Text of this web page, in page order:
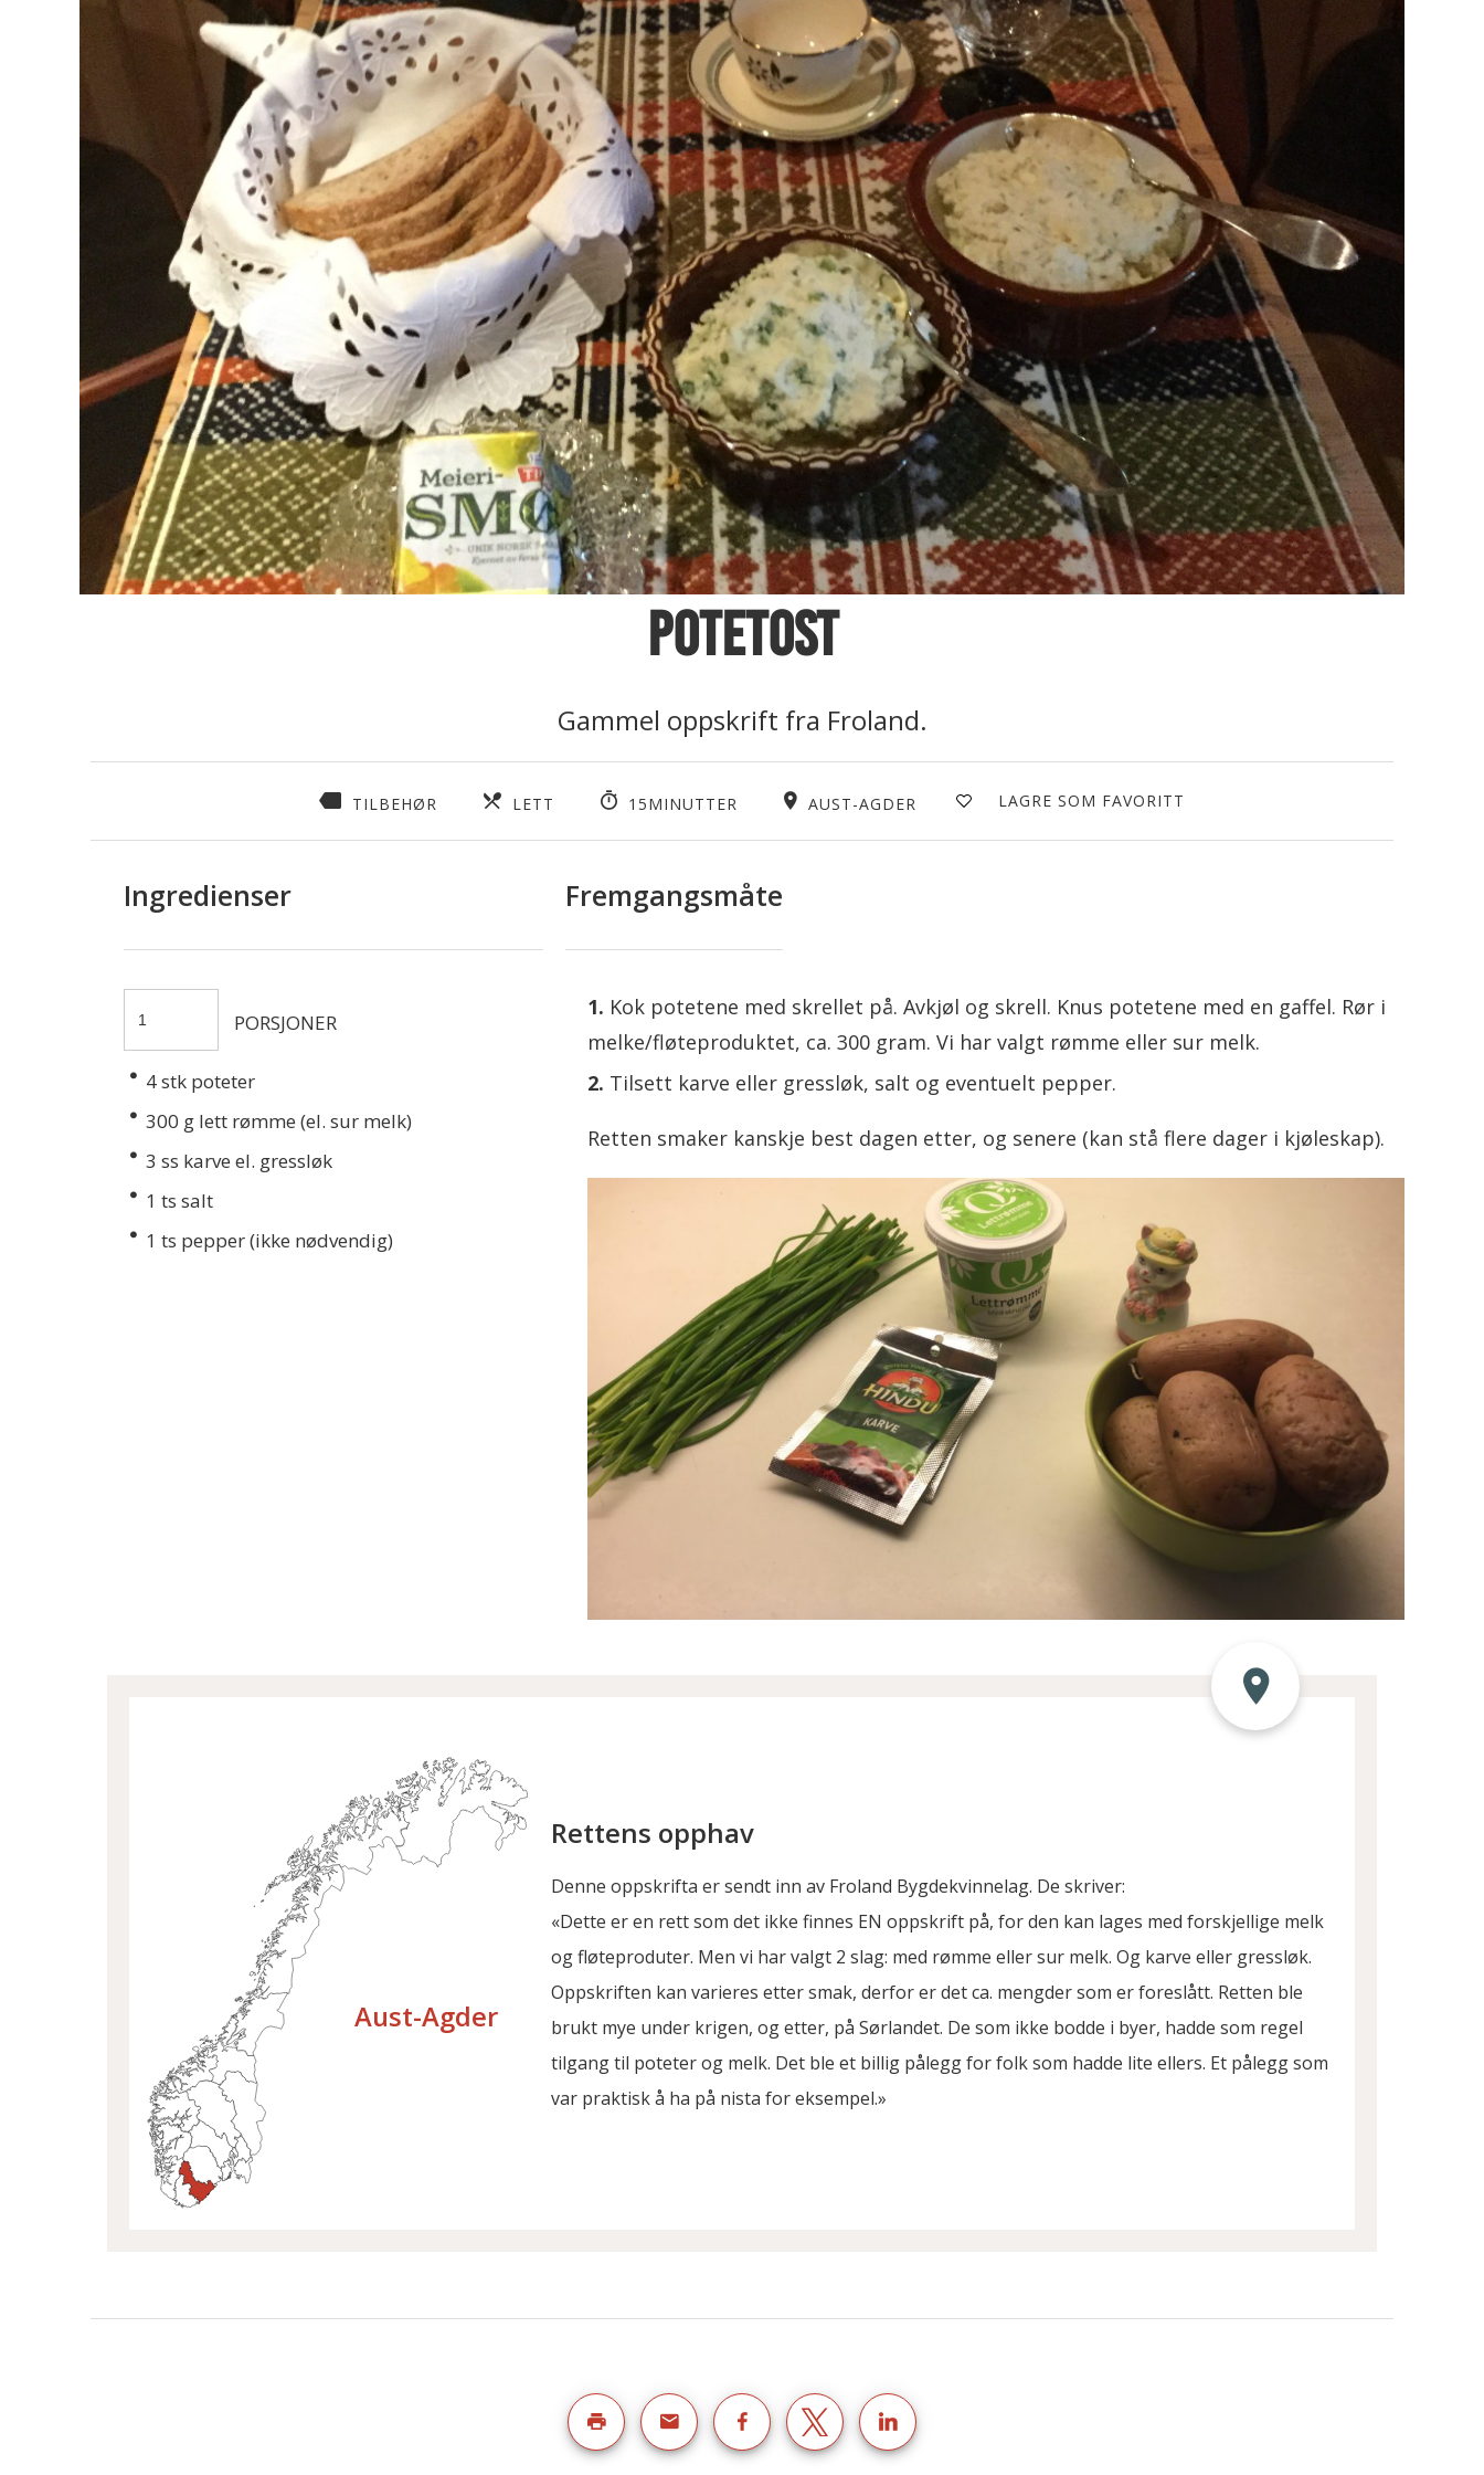
Potetost
Gammel oppskrift fra Froland.
TILBEHØR LETT 15MINUTTER AUST-AGDER LAGRE SOM FAVORITT
Ingredienser
PORSJONER
4stk poteter
300 g lett rømme (el. sur melk)
3 ss karve el. gressløk
1 ts salt
1 ts pepper (ikke nødvendig)
Fremgangsmåte
Kok potetene med skrellet på. Avkjøl og skrell. Knus potetene med en gaffel. Rør i
melke/fløteproduktet, ca. 300 gram. Vi har valgt rømme eller sur melk.
Tilsett karve eller gressløk, salt og eventuelt pepper.
Retten smaker kanskje best dagen etter, og senere (kan stå flere dager i kjøleskap).
Aust-Agder
Rettens opphav
Denne oppskrifta er sendt inn av Froland Bygdekvinnelag. De skriver:
«Dette er en rett som det ikke finnes EN oppskrift på, for den kan lages med forskjellige melk
og fløteproduter. Men vi har valgt 2 slag: med rømme eller sur melk. Og karve eller gressløk.
Oppskriften kan varieres etter smak, derfor er det ca. mengder som er foreslått. Retten ble
brukt mye under krigen, og etter, på Sørlandet. De som ikke bodde i byer, hadde som regel
tilgang til poteter og melk. Det ble et billig pålegg for folk som hadde lite ellers. Et pålegg som
var praktisk å ha på nista for eksempel.»